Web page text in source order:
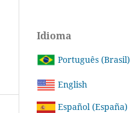
Idioma
Português (Brasil)
English
Español (España)